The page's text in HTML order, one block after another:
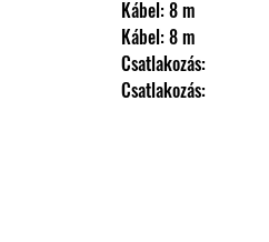
                Kábel: 8 m
                Kábel: 8 m
                Csatlakozás:
                Csatlakozás: